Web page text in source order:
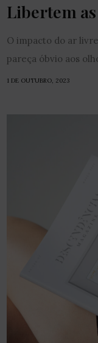
Libertem
O impacto do ar
pareça óbvio aos
1 DE OUTUBRO, 2023